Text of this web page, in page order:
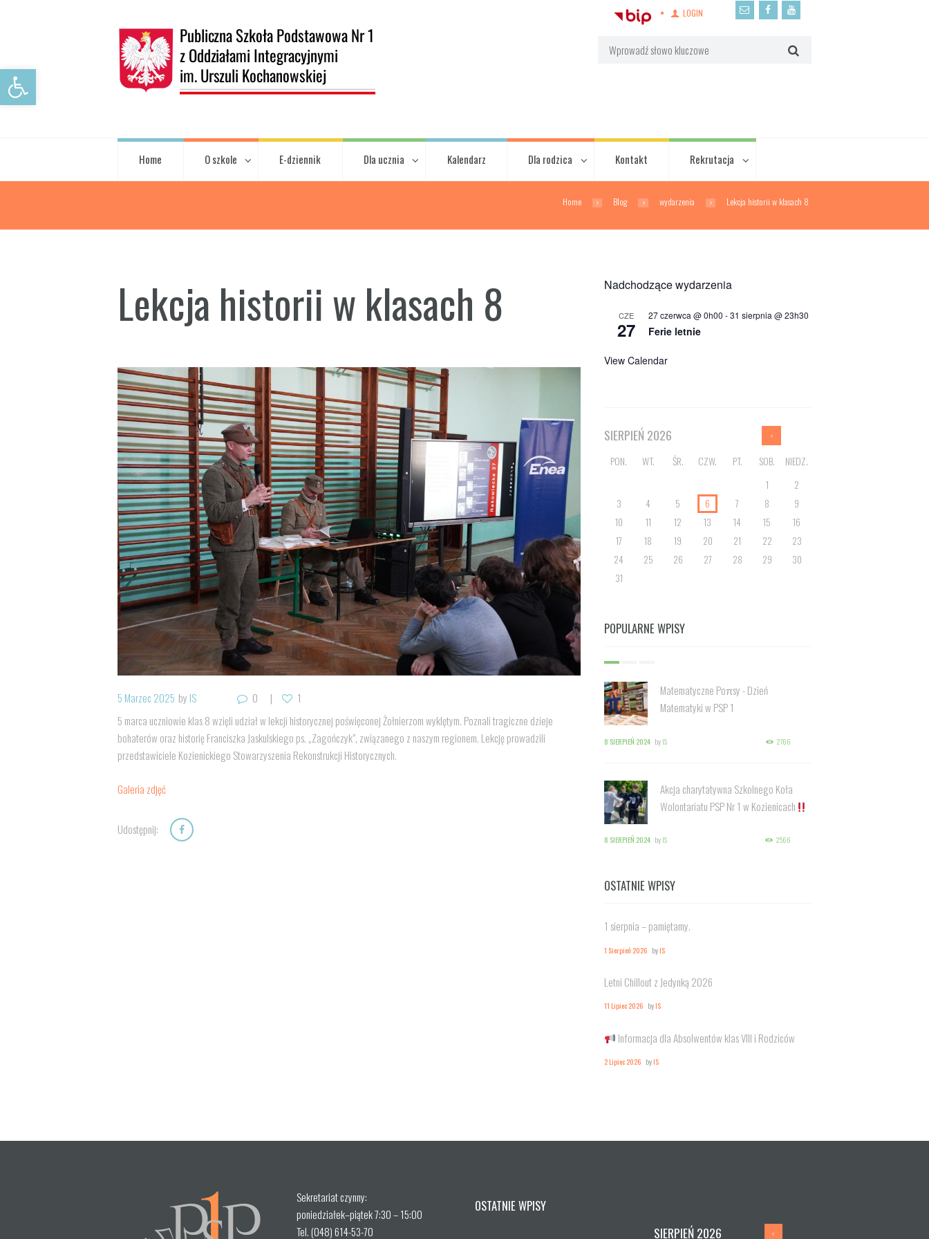
Open toolbar
LOGIN
Home O szkole E-dziennik Dla ucznia Kalendarz Dla rodzica Kontakt Rekrutacja
Home Blog wydarzenia Lekcja historii w klasach 8
Lekcja historii w klasach 8
5 Marzec 2025 by IS 0
1
5 marca uczniowie klas 8 wzięli udział w lekcji historycznej poświęconej Żołnierzom wyklętym. Poznali tragiczne dzieje
bohaterów oraz historię Franciszka Jaskulskiego ps. „Zagończyk”, związanego z naszym regionem. Lekcję prowadzili
przedstawiciele Kozienickiego Stowarzyszenia Rekonstrukcji Historycznych.
Galeria zdjęć
Udostępnij:
Nadchodzące wydarzenia
CZE
27
27 czerwca @ 0h00 -31 sierpnia @ 23h30
Ferie letnie
View Calendar
SIERPIEŃ 2026
PON. WT. ŚR. CZW. PT. SOB. NIEDZ.
1
2
3
4 5 6 7 8
9
10
11 12 13 14 15
16
17
18 19 20 21 22
23
24
25 26 27 28 29
30
31
POPULARNE WPISY
Matematyczne Poπsy - Dzień
Matematyki w PSP 1
8 SIERPIEŃ 2024 byIS 2766
Akcja charytatywna Szkolnego Koła
Wolontariatu PSP Nr 1 w Kozienicach
8 SIERPIEŃ 2024 byIS 2566
OSTATNIE WPISY
1 sierpnia – pamiętamy.
1 Sierpień 2026 byIS
Letni Chillout z Jedynką 2026
11 Lipiec 2026 byIS
Informacja dla Absolwentów klas VIII i Rodziców
2 Lipiec 2026 byIS
Sekretariat czynny:
poniedziałek–piątek 7:30 – 15:00
Tel. (048) 614-53-70
OSTATNIE WPISY
SIERPIEŃ2026